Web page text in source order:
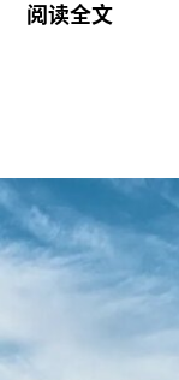
23岁的国家卫
1901年的作品
片由巴勒斯坦摄
Jadallah）于
期间拍摄。两
Demand），
（Just Stop Oil
阅读全文